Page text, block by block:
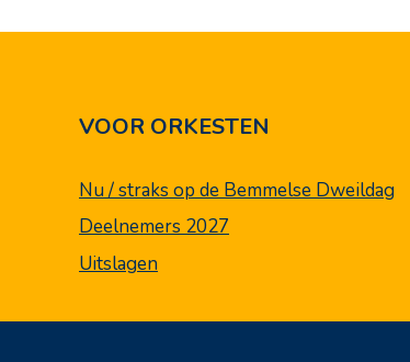
VOOR ORKESTEN
Nu / straks op de Bemmelse Dweildag
Deelnemers 2027
Uitslagen